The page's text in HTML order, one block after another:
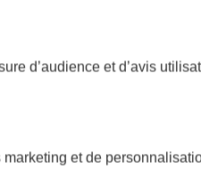
d’audience et d’avis
marketing et de